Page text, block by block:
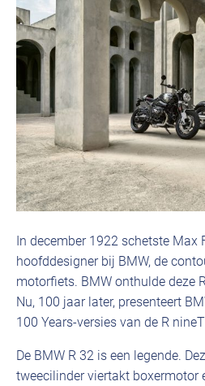
In december 1922 schetste Max
hoofddesigner bij BMW, de
motorfiets. BMW onthulde deze
Nu, 100 jaar later, presenteert
100 Years-versies van de R
De BMW R 32 is een legende.
tweecilinder viertakt boxermotor